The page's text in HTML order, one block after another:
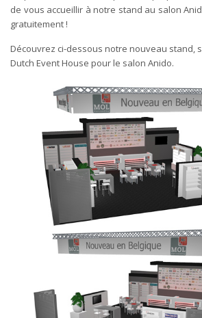
de vous accueillir à notre stand au salon
gratuitement !
Découvrez ci-dessous notre nouveau stand,
Dutch Event House pour le salon Anido.